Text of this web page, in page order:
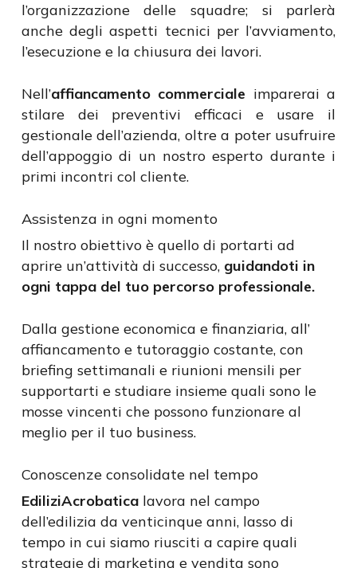
l’organizzazione delle squadre; si parlerà
anche degli aspetti tecnici per l’avviamento,
l’esecuzione e la chiusura dei lavori.
Nell’affiancamento commerciale imparerai a
stilare dei preventivi efficaci e usare il
gestionale dell’azienda, oltre a poter usufruire
dell’appoggio di un nostro esperto durante i
primi incontri col cliente.
Assistenza in ogni momento
Il nostro obiettivo è quello di portarti ad
aprire un’attività di successo, guidandoti in
ogni tappa del tuo percorso professionale.
Dalla gestione economica e finanziaria, all’
affiancamento e tutoraggio costante, con
briefing settimanali e riunioni mensili per
supportarti e studiare insieme quali sono le
mosse vincenti che possono funzionare al
meglio per il tuo business.
Conoscenze consolidate nel tempo
EdiliziAcrobaticalavora nel campo
dell’edilizia da venticinque anni, lasso di
tempo in cui siamo riusciti a capire quali
strategie di marketing e vendita sono